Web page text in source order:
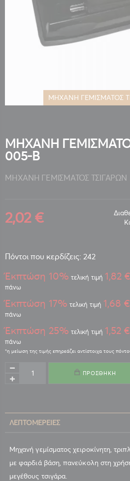
ΜΗΧΑΝΗ ΓΕΜΙΣΜΑΤΟΣ
της
συλλογής
εικόνων
ΜΗΧΑΝΗ
005-Β
ΜΗΧΑΝΗ ΓΕΜΙΣΜΑΤΟΣ ΤΣΙΓΑΡΩΝ
2,02 €
Πόντοι που κερδίζεις: 242
Έκπτώση 10% τελική τιμή 1,82 €
πάνω
Έκπτώση 17% τελική τιμή 1,68 €
πάνω
Έκπτώση 25% τελική τιμή 1,52 €
πάνω
ΠΡΟΣΘΉΚΗ
ΛΕΠΤΟΜΈΡΕΙΕΣ
Μηχανή γεμίσματος χειροκίνητη,
με φαρδιά βάση, πανεύκολη στη
μεγέθους τσιγάρα.